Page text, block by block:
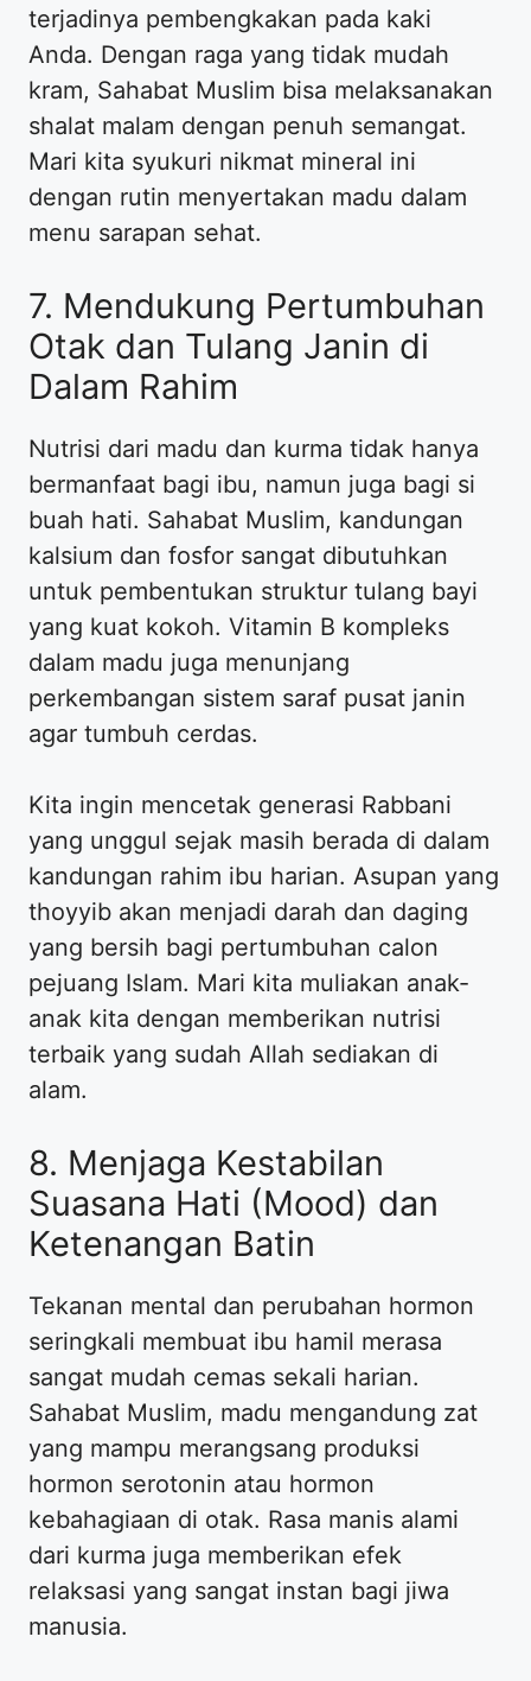
terjadinya pembengkakan pada kaki
Anda. Dengan raga yang tidak mudah
kram, Sahabat Muslim bisa melaksanakan
shalat malam dengan penuh semangat.
Mari kita syukuri nikmat mineral ini
dengan rutin menyertakan madu dalam
menu sarapan sehat.
7. Mendukung Pertumbuhan
Otak dan Tulang Janin di
Dalam Rahim
Nutrisi dari madu dan kurma tidak hanya
bermanfaat bagi ibu, namun juga bagi si
buah hati. Sahabat Muslim, kandungan
kalsium dan fosfor sangat dibutuhkan
untuk pembentukan struktur tulang bayi
yang kuat kokoh. Vitamin B kompleks
dalam madu juga menunjang
perkembangan sistem saraf pusat janin
agar tumbuh cerdas.
Kita ingin mencetak generasi Rabbani
yang unggul sejak masih berada di dalam
kandungan rahim ibu harian. Asupan yang
thoyyib akan menjadi darah dan daging
yang bersih bagi pertumbuhan calon
pejuang Islam. Mari kita muliakan anak-
anak kita dengan memberikan nutrisi
terbaik yang sudah Allah sediakan di
alam.
8. Menjaga Kestabilan
Suasana Hati (Mood) dan
Ketenangan Batin
Tekanan mental dan perubahan hormon
seringkali membuat ibu hamil merasa
sangat mudah cemas sekali harian.
Sahabat Muslim, madu mengandung zat
yang mampu merangsang produksi
hormon serotonin atau hormon
kebahagiaan di otak. Rasa manis alami
dari kurma juga memberikan efek
relaksasi yang sangat instan bagi jiwa
manusia.